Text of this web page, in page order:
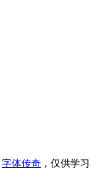
字体传奇 ，仅供学习